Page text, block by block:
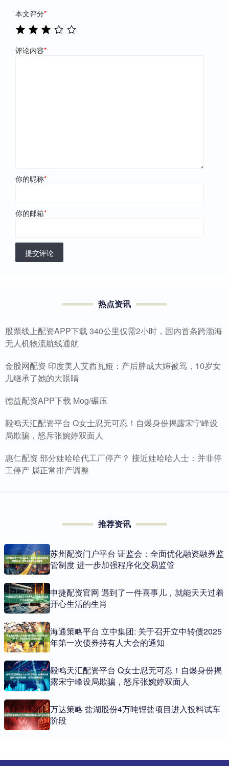
本文评分*
评论内容*
你的昵称*
你的邮箱*
提交评论
热点资讯
股票线上配资APP下载 340公里仅需2小时，国内首条跨渤海
无人机物流航线通航
金股网配资 印度美人艾西瓦娅：产后胖成大婶被骂，10岁女
儿继承了她的大眼睛
德益配资APP下载 Mog/碾压
毅鸣天汇配资平台 Q女士忍无可忍！自爆身份揭露宋宁峰设
局欺骗，怒斥张婉婷双面人
惠仁配资 部分娃哈哈代工厂停产？ 接近娃哈哈人士：并非停
工停产 属正常排产调整
推荐资讯
苏州配资门户平台 证监会：全面优化融资融券监
管制度 进一步加强程序化交易监管
申捷配资官网 遇到了一件喜事儿，就能天天过着
开心生活的生肖
海通策略平台 立中集团: 关于召开立中转债2025
年第一次债券持有人大会的通知
毅鸣天汇配资平台 Q女士忍无可忍！自爆身份揭
露宋宁峰设局欺骗，怒斥张婉婷双面人
万达策略 盐湖股份4万吨锂盐项目进入投料试车
阶段